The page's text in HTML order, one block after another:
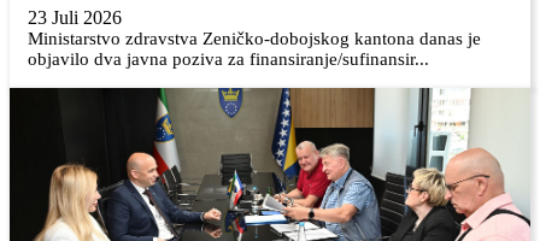
23 Juli 2026
Ministarstvo zdravstva Zeničko-dobojskog kantona danas je
objavilo dva javna poziva za finansiranje/sufinansir...